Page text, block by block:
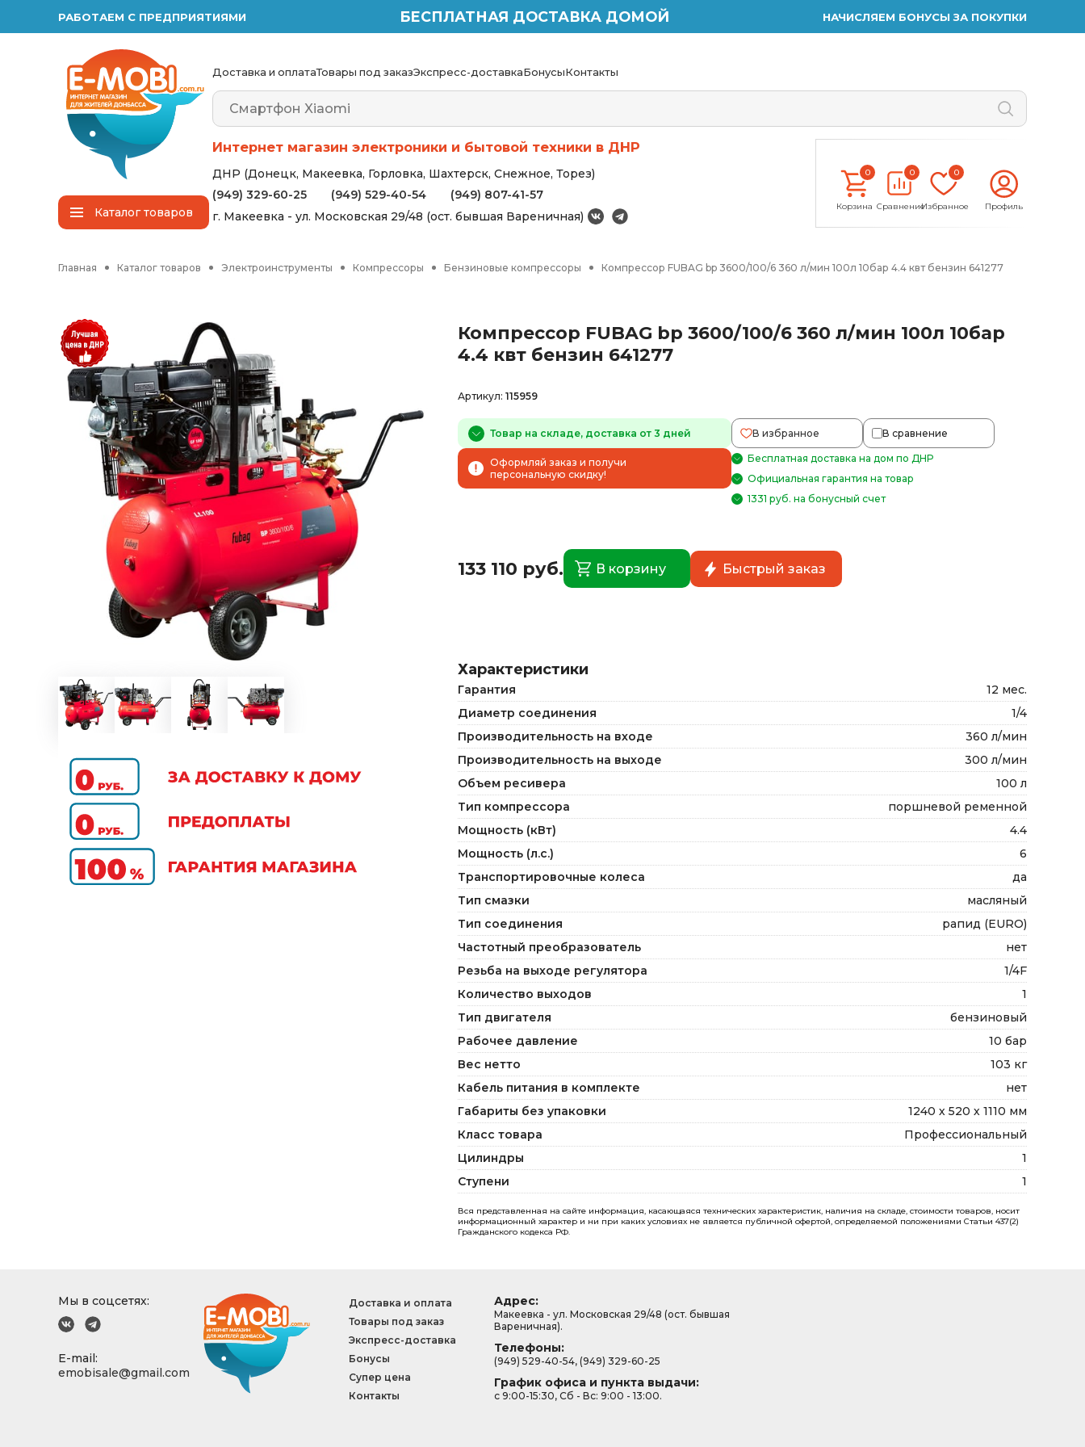
РАБОТАЕМ С ПРЕДПРИЯТИЯМИ БЕСПЛАТНАЯ ДОСТАВКА ДОМОЙ НАЧИСЛЯЕМ БОНУСЫ ЗА ПОКУПКИ
Каталогтоваров
Доставка и оплатаТовары под заказЭкспресс-доставкаБонусыКонтакты
Интернет магазин электроники и бытовой техники в ДНР
ДНР (Донецк, Макеевка, Горловка, Шахтерск, Снежное, Торез)
(949) 329-60-25
(949) 529-40-54
(949) 807-41-57
г. Макеевка - ул. Московская 29/48 (ост. бывшая Вареничная)
0
Корзина
0
Сравнение
0
Избранное Профиль
Главная Каталог товаров Электроинструменты Компрессоры Бензиновые компрессоры Компрессор FUBAG bp 3600/100/6 360 л/мин 100л 10бар 4.4 квт бензин 641277
Компрессор FUBAG bp 3600/100/6 360 л/мин 100л 10бар
4.4 квт бензин 641277
Артикул: 115959
Товар на складе, доставка от 3 дней В избранное В сравнение
Оформляй заказ и получи
персональную скидку!
Бесплатная доставка на дом по ДНР
Официальная гарантия на товар
1331 руб. на бонусный счет
133 110 руб. В корзину Быстрый заказ
Характеристики
Гарантия
12 мес.
Диаметр соединения
1/4
Производительность на входе
360 л/мин
Производительность на выходе
300 л/мин
Объем ресивера
100 л
Тип компрессора
поршневой ременной
Мощность (кВт)
4.4
Мощность (л.с.)
6
Транспортировочные колеса
да
Тип смазки
масляный
Тип соединения
рапид (EURO)
Частотный преобразователь
нет
Резьба на выходе регулятора
1/4F
Количество выходов
1
Тип двигателя
бензиновый
Рабочее давление
10 бар
Вес нетто
103 кг
Кабель питания в комплекте
нет
Габариты без упаковки
1240 х 520 х 1110 мм
Класс товара
Профессиональный
Цилиндры
1
Ступени
1
Вся представленная на сайте информация, касающаяся технических характеристик, наличия на складе, стоимости товаров, носит
информационный характер и ни при каких условиях не является публичной офертой, определяемой положениями Статьи 437(2)
Гражданского кодекса РФ.
Мы в соцсетях:
E-mail:
emobisale@gmail.com
Доставка и оплата
Товары под заказ
Экспресс-доставка
Бонусы
Супер цена
Контакты
Адрес:
Макеевка - ул. Московская 29/48 (ост. бывшая
Вареничная).
Телефоны:
(949) 529-40-54, (949) 329-60-25
График офиса и пункта выдачи:
с 9:00-15:30, Сб - Вс: 9:00 - 13:00.